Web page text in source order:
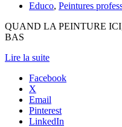
Educo, Peintures
QUAND LA PEINTURE
BAS
Lire la suite
Facebook
X
Email
Pinterest
LinkedIn